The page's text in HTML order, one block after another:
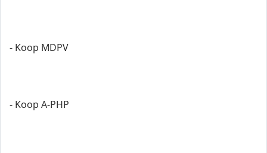
- Koop MDPV
- Koop A-PHP